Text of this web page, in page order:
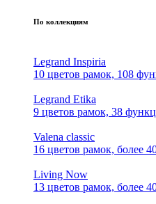
По коллекциям
Legrand Inspiria
10 цветов рамок, 108
Legrand Etika
9 цветов рамок, 38
Valena classic
16 цветов рамок, более
Living Now
13 цветов рамок, более